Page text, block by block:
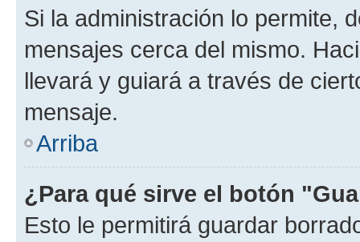
Si la administración lo permite,
mensajes cerca del mismo.
llevará y guiará a través de
mensaje.
Arriba
¿Para qué sirve el botón
Esto le permitirá guardar